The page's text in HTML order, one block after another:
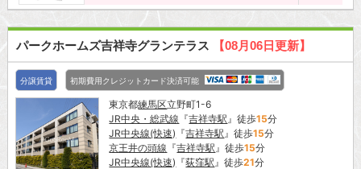
パークホームズ吉祥寺グランテラス 【08月06日更新】
分譲賃貸 初期費用クレジットカード決済可能
東京都練馬区立野町1-6
JR中央・総武線 『吉祥寺駅 』徒歩15分
JR中央線(快速) 『吉祥寺駅 』徒歩15分
京王井の頭線 『吉祥寺駅 』徒歩15分
JR中央線(快速) 『荻窪駅 』徒歩21分